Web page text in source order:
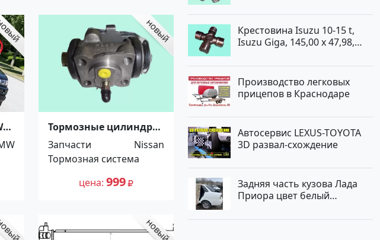
Тормозные цилиндры
Ниссан Атлас.
Распродажа! До -100%!
Краснодар
Запчасти
Nissan
Тормозная система
цена 999
Крестовина Isuzu 10-15 t,
Isuzu Giga, 145,00 x 47,98,
Производство легковых
прицепов в Краснодаре
Автосервис LEXUS-TOYOTA
3D развал-схождение
Задняя часть кузова Лада
Приора цвет белый